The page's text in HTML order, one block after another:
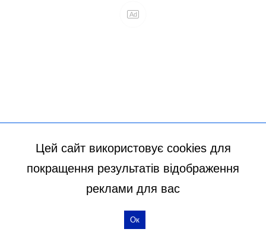
Цей сайт використовує cookies для
покращення результатів відображення
реклами для вас
Ок